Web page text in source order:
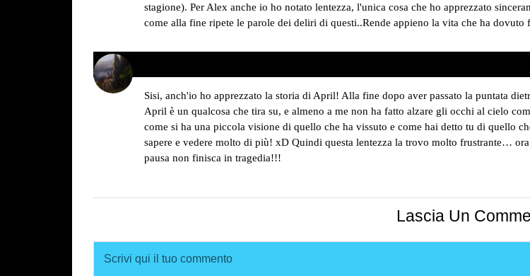
stagione). Per Alex anche io ho notato lentezza, l'unica cosa che ho apprezzato
come alla fine ripete le parole dei deliri di questi..Rende appieno la vita che ha dovuto
Sisi, anch'io ho apprezzato la storia di April! Alla fine dopo aver passato la puntata
April è un qualcosa che tira su, e almeno a me non ha fatto alzare gli occhi al cielo
come si ha una piccola visione di quello che ha vissuto e come hai detto tu di quello
sapere e vedere molto di più! xD Quindi questa lentezza la trovo molto frustrante…
pausa non finisca in tragedia!!!
Lascia Un